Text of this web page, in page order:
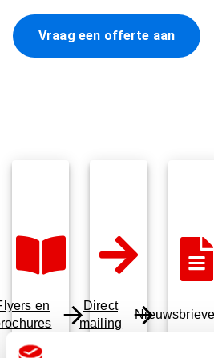
Vraag een offerte aan
en
Direct
mailing